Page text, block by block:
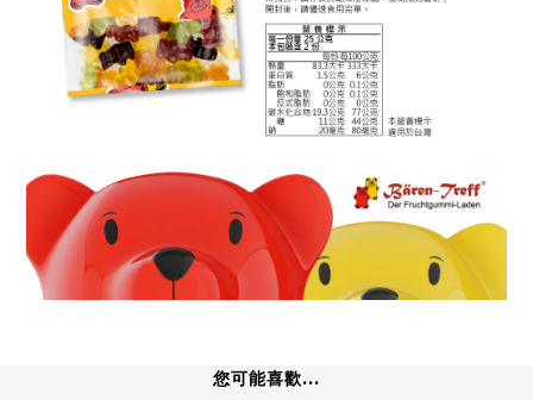
您可能喜歡...